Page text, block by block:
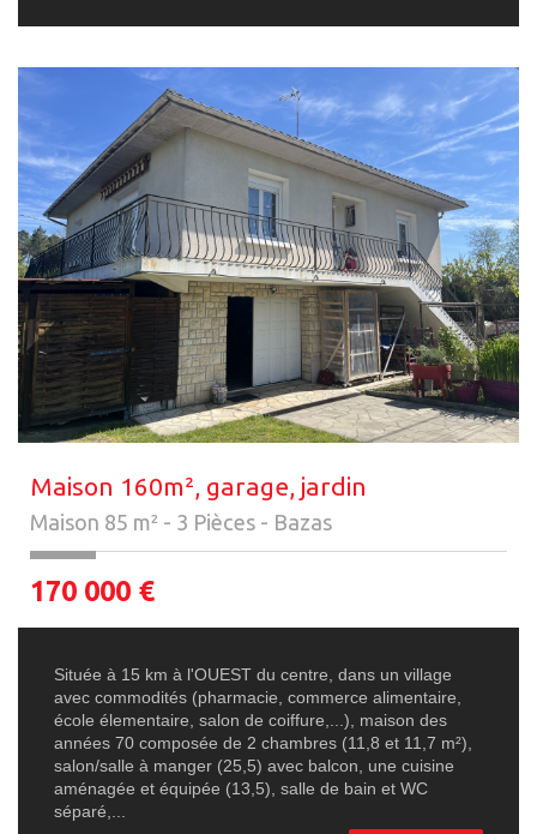
Maison 160m², garage, jardin
Maison 85 m² - 3 Pièces - Bazas
170 000 €
Située à 15 km à l'OUEST du centre, dans un village
avec commodités (pharmacie, commerce alimentaire,
école élementaire, salon de coiffure,...), maison des
années 70 composée de 2 chambres (11,8 et 11,7 m²),
salon/salle à manger (25,5) avec balcon, une cuisine
aménagée et équipée (13,5), salle de bain et WC
séparé,...